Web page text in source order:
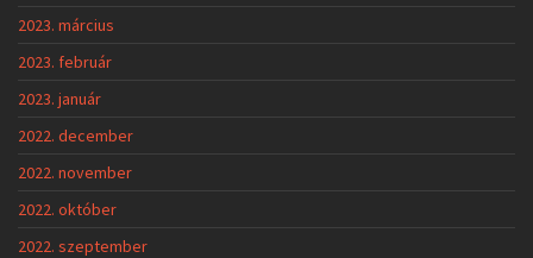
2023. március
2023. február
2023. január
2022. december
2022. november
2022. október
2022. szeptember